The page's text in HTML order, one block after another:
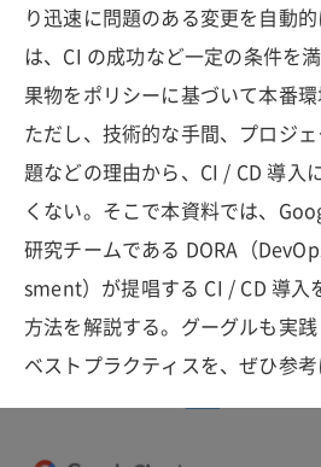
り迅速に問題のある変更を自動
は、CI の成功など一定の条件を
果物をポリシーに基づいて本番環
ただし、技術的な手間、プロジ
題などの理由から、CI / CD 導入
くない。そこで本資料では、
研究チームである DORA（
sment）が提唱する CI / CD 導入
方法を解説する。グーグルも実
ベストプラクティスを、ぜひ参考